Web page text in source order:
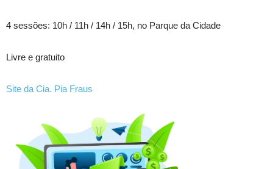
4 sessões: 10h / 11h / 14h / 15h, no Parque da Cidade
Livre e gratuito
Site da Cia. Pia Fraus